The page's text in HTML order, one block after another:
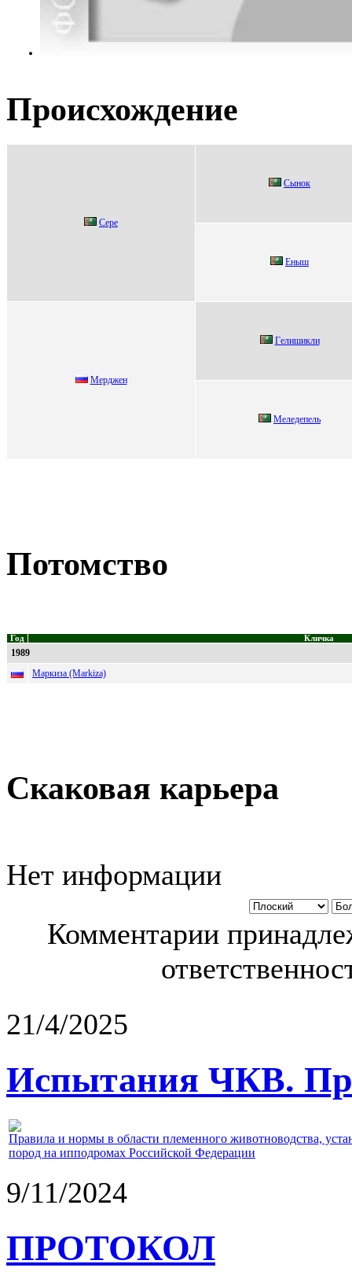
Происхождение
Cере
Cынoк
Eныш
Mepджeн
Гeлишикли
Меледепель
Потомство
Год Кличка
1989
Маркиза (Markiza)
Скаковая карьера
Нет информации
Комментарии
21/4/2025
Испытания ЧКВ.
Правила и нормы в области племенного животноводства,
пород на ипподромах Российской Федерации
9/11/2024
ПРОТОКОЛ